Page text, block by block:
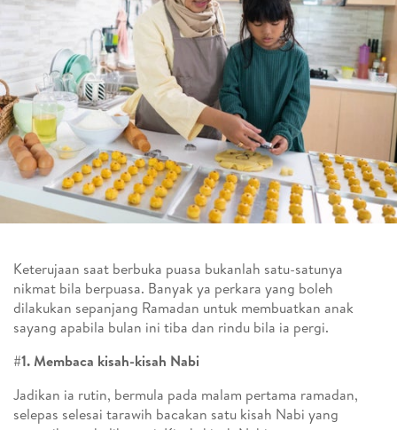
Keterujaan saat berbuka puasa bukanlah satu-satunya
nikmat bila berpuasa. Banyak ya perkara yang boleh
dilakukan sepanjang Ramadan untuk membuatkan anak
sayang apabila bulan ini tiba dan rindu bila ia pergi.
#1. Membaca kisah-kisah Nabi
Jadikan ia rutin, bermula pada malam pertama ramadan,
selepas selesai tarawih bacakan satu kisah Nabi yang